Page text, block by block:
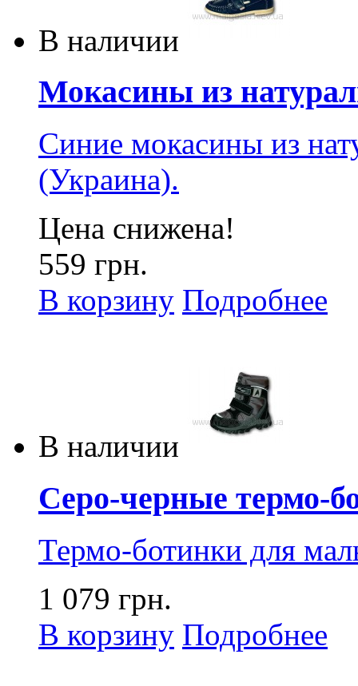
В наличии
Мокасины из
Синие мокасины из
(Украина).
Цена снижена!
559 грн.
В корзину Подробнее
В наличии
Серо-черные термо-
Термо-ботинки для
1 079 грн.
В корзину Подробнее